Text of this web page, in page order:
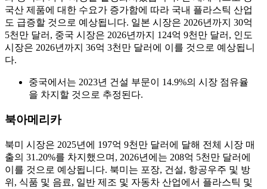
국산 제품에 대한 수요가 증가함에 따라 국내 플라스틱 산업
도 급증할 것으로 예상됩니다. 일본 시장은 2026년까지 30억
5천만 달러, 중국 시장은 2026년까지 124억 9천만 달러, 인도
시장은 2026년까지 36억 3천만 달러에 이를 것으로 예상됩니
다.
중국에서는 2023년 건설 부문이 14.9%의 시장 점유율
을 차지할 것으로 추정된다.
북아메리카
북미 시장은 2025년에 197억 9천만 달러에 달해 전체 시장 매
출의 31.20%를 차지했으며, 2026년에는 208억 5천만 달러에
이를 것으로 예상됩니다. 북미는 포장, 건설, 항공우주 및 방
위, 식품 및 음료, 일반 제조 및 자동차 산업에서 플라스틱 및